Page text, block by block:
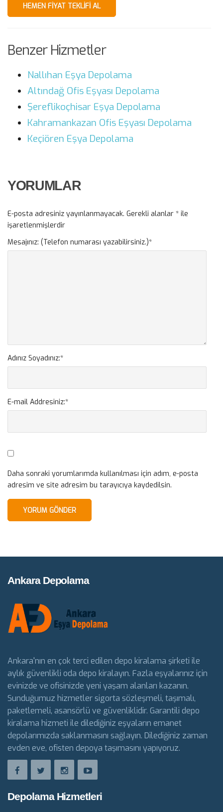
HEMEN FIYAT TEKLIFI AL
Benzer Hizmetler
Nallıhan Eşya Depolama
Altındağ Ofis Eşyası Depolama
Şereflikoçhisar Eşya Depolama
Kahramankazan Ofis Eşyası Depolama
Keçiören Eşya Depolama
YORUMLAR
E-posta adresiniz yayınlanmayacak. Gerekli alanlar * ile
işaretlenmişlerdir
Mesajınız: (Telefon numarası yazabilirsiniz.)*
Adınız Soyadınız:*
E-mail Addresiniz:*
Daha sonraki yorumlarımda kullanılması için adım, e-posta
adresim ve site adresim bu tarayıcıya kaydedilsin.
Ankara Depolama
Ankara'nın en çok terci edilen depo kiralama şirketi ile
aylık güvenlikli oda depo kiralayın. Fazla eşyalarınız için
evinizde ve ofisinizde yeni yaşam alanları kazanın.
Sunduğumuz hizmetler sigorta sözleşmeli, taşımalı,
paketlemeli, asansörlü ve güvenliklidir. Garantili depo
kiralama hizmeti ile dilediğiniz eşyaların emanet
depolarımızda saklanmasını sağlayın. Dilediğiniz zaman
evden eve, ofisten depoya taşımasını yapıyoruz.
Depolama Hizmetleri